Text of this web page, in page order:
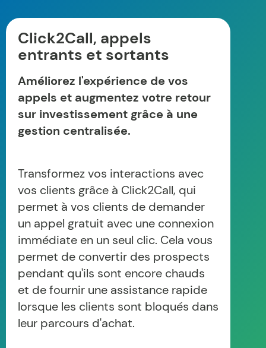
Click2Call, appels
entrants et sortants
Améliorez l'expérience de vos
appels et augmentez votre retour
sur investissement grâce à une
gestion centralisée.
Transformez vos interactions avec
vos clients grâce à Click2Call, qui
permet à vos clients de demander
un appel gratuit avec une connexion
immédiate en un seul clic. Cela vous
permet de convertir des prospects
pendant qu'ils sont encore chauds
et de fournir une assistance rapide
lorsque les clients sont bloqués dans
leur parcours d'achat.